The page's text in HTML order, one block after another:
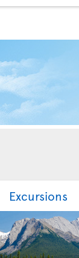
Excursions